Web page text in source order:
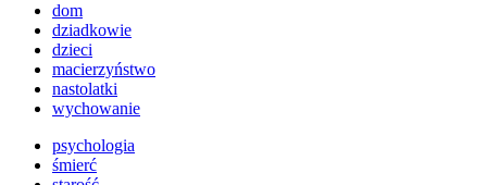
dom
dziadkowie
dzieci
macierzyństwo
nastolatki
wychowanie
psychologia
śmierć